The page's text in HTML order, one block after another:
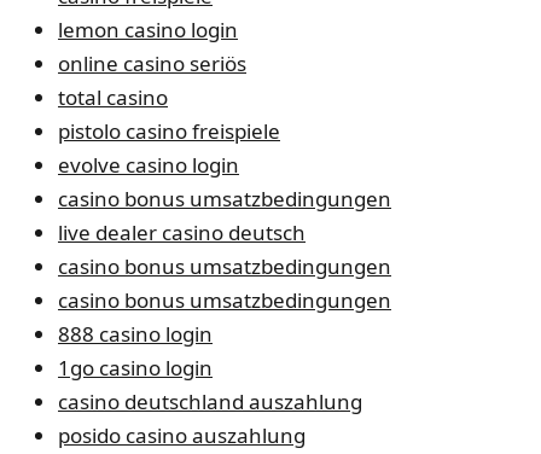
lemon casino login
online casino seriös
total casino
pistolo casino freispiele
evolve casino login
casino bonus umsatzbedingungen
live dealer casino deutsch
casino bonus umsatzbedingungen
casino bonus umsatzbedingungen
888 casino login
1go casino login
casino deutschland auszahlung
posido casino auszahlung